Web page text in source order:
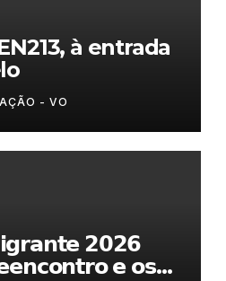
à entrada
- VO
𝟮𝟬𝟮𝟲
𝗲 𝗼𝘀